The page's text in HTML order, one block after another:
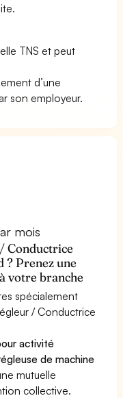
TNS et peut
d’une
son employeur.
mois
Conductrice
? Prenez une
votre branche
spécialement
/ Conductrice
activité
de machine
mutuelle
collective.